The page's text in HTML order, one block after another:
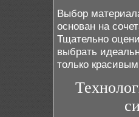
Выбор
основан на
Тщательно
выбрать
только